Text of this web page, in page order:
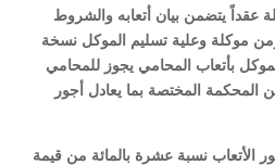
عقداً يتضمن بيان أتعابه والشروط
ومن موكلة وعلية تسليم الموكل نسخة
بأتعاب المحامي يجوز للمحامي
المختصة بما يعادل أجور
أجور الأتعاب نسبة عشرة بالمائة من قيمة